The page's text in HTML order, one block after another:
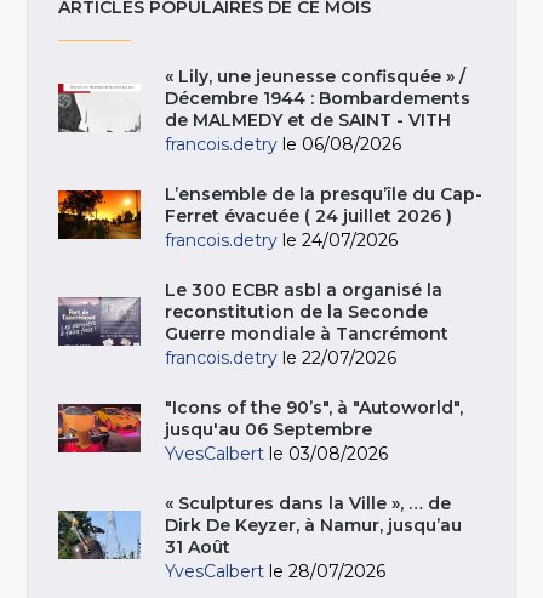
ARTICLES POPULAIRES DE CE MOIS
« Lily, une jeunesse confisquée » /
Décembre 1944 : Bombardements
de MALMEDY et de SAINT - VITH
francois.detry le 06/08/2026
L’ensemble de la presqu’île du Cap-
Ferret évacuée ( 24 juillet 2026 )
francois.detry le 24/07/2026
Le 300 ECBR asbl a organisé la
reconstitution de la Seconde
Guerre mondiale à Tancrémont
francois.detry le 22/07/2026
"Icons of the 90’s", à "Autoworld",
jusqu'au 06 Septembre
YvesCalbert le 03/08/2026
« Sculptures dans la Ville », … de
Dirk De Keyzer, à Namur, jusqu’au
31 Août
YvesCalbert le 28/07/2026